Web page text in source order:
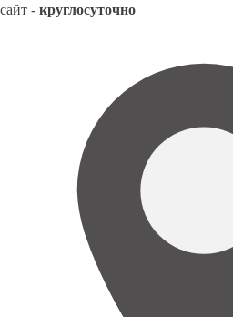
сайт - круглосуточно